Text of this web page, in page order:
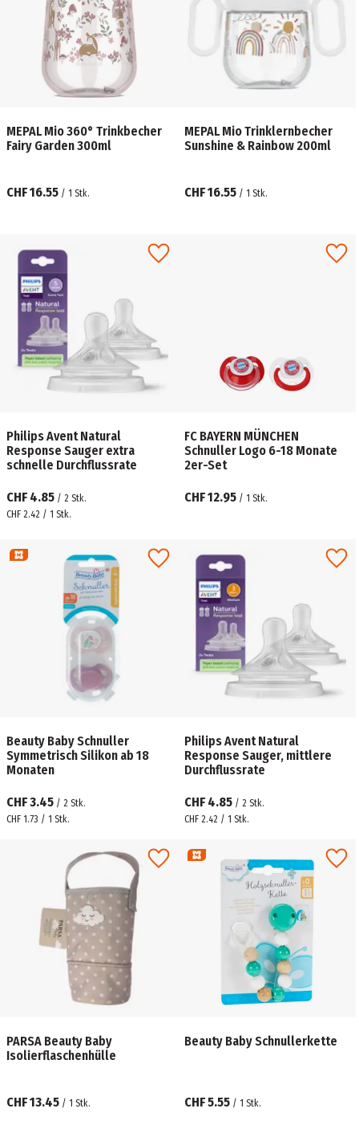
MEPAL Mio 360° Trinkbecher
Fairy Garden 300ml
CHF 16.55 / 1 Stk.
MEPAL Mio Trinklernbecher
Sunshine & Rainbow 200ml
CHF 16.55 / 1 Stk.
Philips Avent Natural
Response Sauger extra
schnelle Durchflussrate
CHF 4.85 / 2 Stk.
CHF 2.42 / 1 Stk.
FC BAYERN MÜNCHEN
Schnuller Logo 6-18 Monate
2er-Set
CHF 12.95 / 1 Stk.
Beauty Baby Schnuller
Symmetrisch Silikon ab 18
Monaten
CHF 3.45 / 2 Stk.
CHF 1.73 / 1 Stk.
Philips Avent Natural
Response Sauger, mittlere
Durchflussrate
CHF 4.85 / 2 Stk.
CHF 2.42 / 1 Stk.
PARSA Beauty Baby
Isolierflaschenhülle
CHF 13.45 / 1 Stk.
Beauty Baby Schnullerkette
CHF 5.55 / 1 Stk.